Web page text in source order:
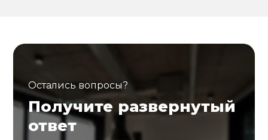
Остались вопросы?
Получите развернутый
ответ